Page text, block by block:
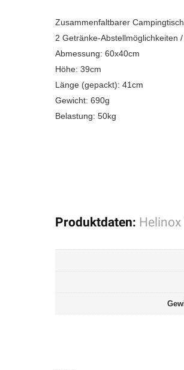
Zusammenfaltbarer
2 Getränke-Abstellmöglichkeiten
Abmessung: 60x40cm
Höhe: 39cm
Länge (gepackt): 41cm
Gewicht: 690g
Belastung: 50kg
Produktdaten: Helinox